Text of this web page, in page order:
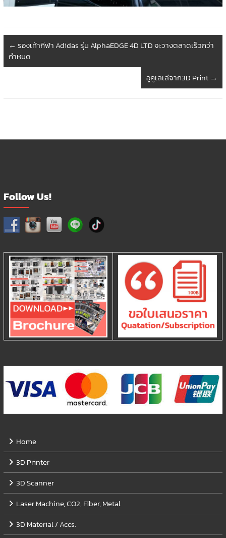
← รองเท้ากีฬา Adidas รุ่น AlphaEDGE 4D LTD จะวางตลาดเร็วกว่า
กำหนด
อูคูเลเล่จาก3D Print →
Follow Us!
Home
3D Printer
3D Scanner
Laser Machine, CO2, Fiber, Metal
3D Material / Accs.